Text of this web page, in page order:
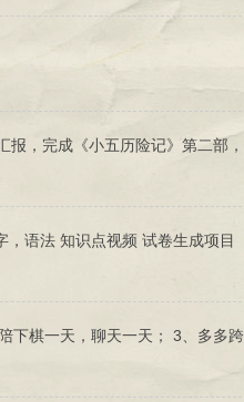
，完成《小五历险记》第二部
语法 知识点视频 试卷生成项目
棋一天，聊天一天； 3、多多